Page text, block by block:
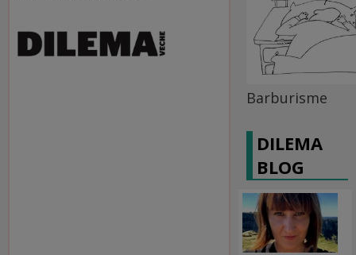
Barburisme
DILEMA
BLOG